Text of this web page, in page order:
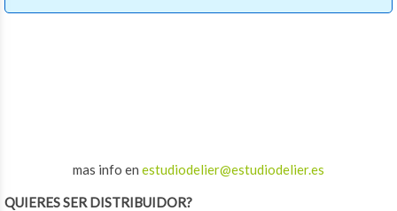
mas info en estudiodelier@estudiodelier.es
QUIERES SER DISTRIBUIDOR?